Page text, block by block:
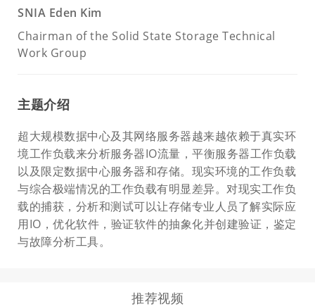
SNIA Eden Kim
Chairman of the Solid State Storage Technical
Work Group
主题介绍
超大规模数据中心及其网络服务器越来越依赖于真实环
境工作负载来分析服务器IO流量，平衡服务器工作负载
以及限定数据中心服务器和存储。现实环境的工作负载
与综合极端情况的工作负载有明显差异。对现实工作负
载的捕获，分析和测试可以让存储专业人员了解实际应
用IO，优化软件，验证软件的抽象化并创建验证，鉴定
与故障分析工具。
推荐视频